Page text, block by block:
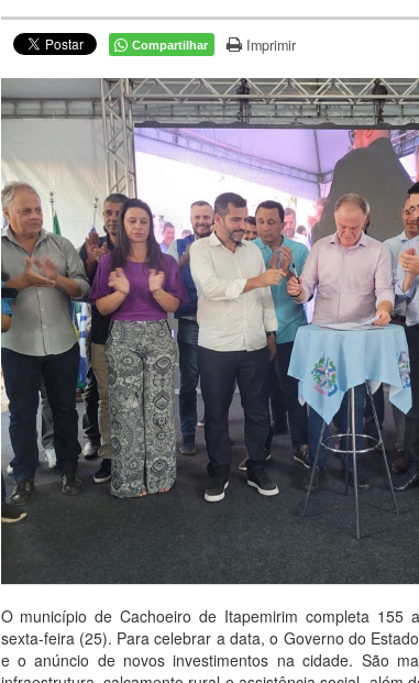
Compartilhar Imprimir
O município de Cachoeiro de Itapemirim completa 155
sexta-feira (25). Para celebrar a data, o Governo do
e o anúncio de novos investimentos na cidade. São